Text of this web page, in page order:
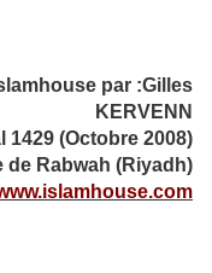
par :Gilles
KERVENN
1429 (Octobre 2008)
de Rabwah (Riyadh)
.islamhouse.com